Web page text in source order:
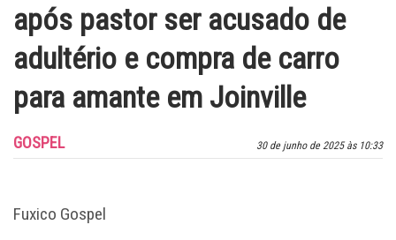
após pastor ser acusado de
adultério e compra de carro
para amante em Joinville
30 de junho de 2025 às 10:33
GOSPEL
Fuxico Gospel